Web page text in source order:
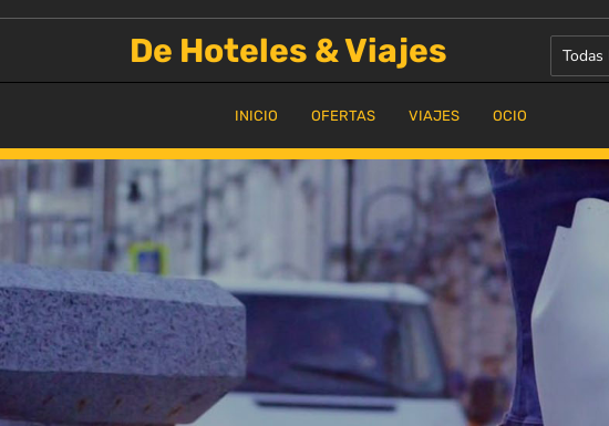
De Hoteles & Viajes
INICIO OFERTAS VIAJES OCIO